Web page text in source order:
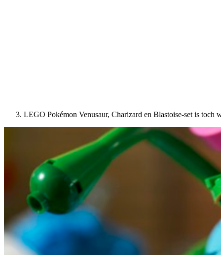
LEGO Pokémon Venusaur, Charizard en Blastoise-set is toch